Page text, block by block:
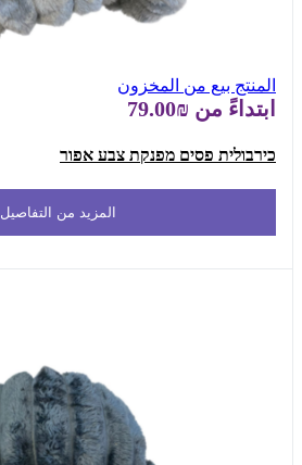
المنتج بيع من المخزون
ابتداءً من ₪79.00
כירבולית פסים מפנקת צבע אפור
المزيد من التفاصيل